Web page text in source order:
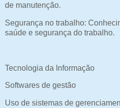
de manutenção.
Segurança no trabalho:
saúde e segurança do trabalho.
Tecnologia da Informação
Softwares de gestão
Uso de sistemas de